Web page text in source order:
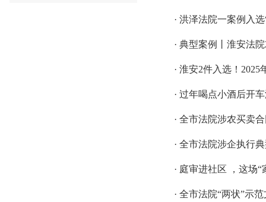
· 洪泽法院一案例入
· 典型案例丨淮安法
· 淮安2件入选！2025
· 过年喝点小酒后开
· 全市法院涉农买卖
· 全市法院涉企执行
· 庭审进社区 ，这场“
· 全市法院“两状”示